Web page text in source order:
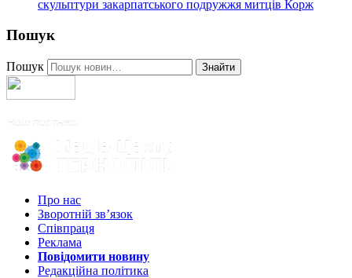
скульптури закарпатського подружжя митців Корж
Пошук
Пошук Знайти
Про нас
Зворотній зв’язок
Співпраця
Реклама
Повідомити новину
Редакційна політика